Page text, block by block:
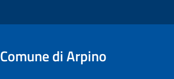
Comune di Arpino